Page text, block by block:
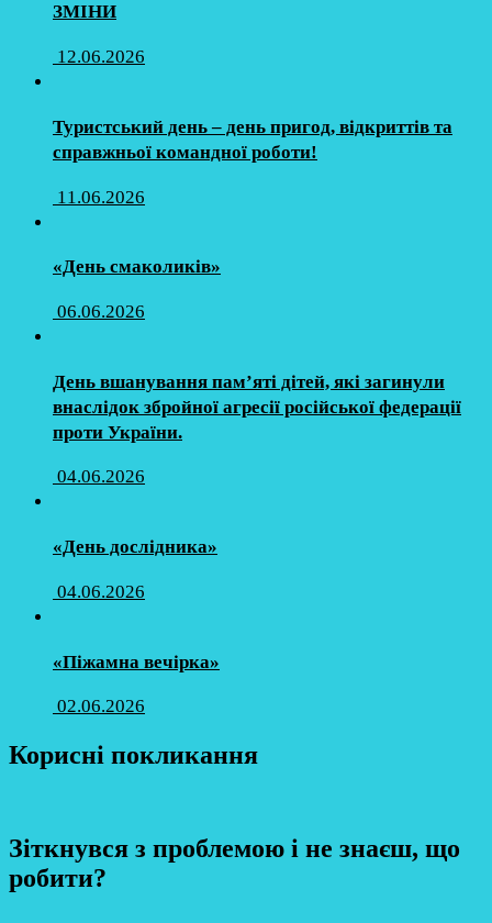
ЗМІНИ
12.06.2026
Туристський день – день пригод, відкриттів та
справжньої командної роботи!
11.06.2026
«День смаколиків»
06.06.2026
День вшанування пам’яті дітей, які загинули
внаслідок збройної агресії російської федерації
проти України.
04.06.2026
«День дослідника»
04.06.2026
«Піжамна вечірка»
02.06.2026
Корисні покликання
Зіткнувся з проблемою і не знаєш, що
робити?